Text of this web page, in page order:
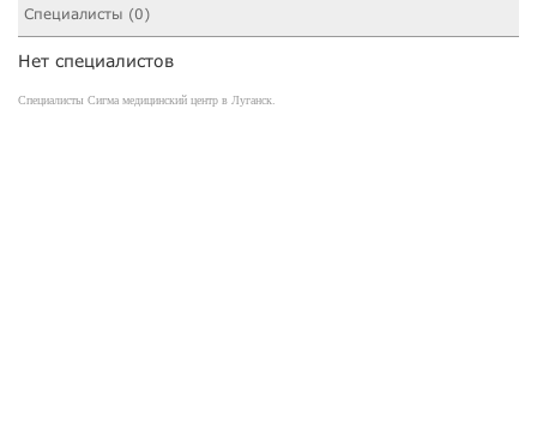
Специалисты (0)
Нет специалистов
Специалисты Сигма медицинский центр в Луганск.